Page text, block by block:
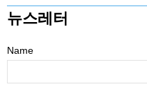
뉴스레터
Name